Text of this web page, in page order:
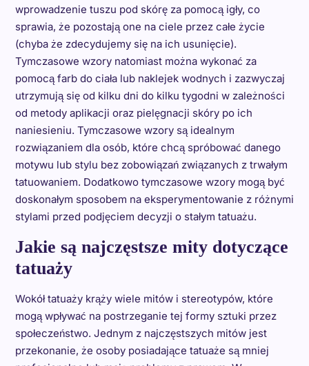
wprowadzenie tuszu pod skórę za pomocą igły, co
sprawia, że pozostają one na ciele przez całe życie
(chyba że zdecydujemy się na ich usunięcie).
Tymczasowe wzory natomiast można wykonać za
pomocą farb do ciała lub naklejek wodnych i zazwyczaj
utrzymują się od kilku dni do kilku tygodni w zależności
od metody aplikacji oraz pielęgnacji skóry po ich
naniesieniu. Tymczasowe wzory są idealnym
rozwiązaniem dla osób, które chcą spróbować danego
motywu lub stylu bez zobowiązań związanych z trwałym
tatuowaniem. Dodatkowo tymczasowe wzory mogą być
doskonałym sposobem na eksperymentowanie z różnymi
stylami przed podjęciem decyzji o stałym tatuażu.
Jakie są najczęstsze mity dotyczące
tatuaży
Wokół tatuaży krąży wiele mitów i stereotypów, które
mogą wpływać na postrzeganie tej formy sztuki przez
społeczeństwo. Jednym z najczęstszych mitów jest
przekonanie, że osoby posiadające tatuaże są mniej